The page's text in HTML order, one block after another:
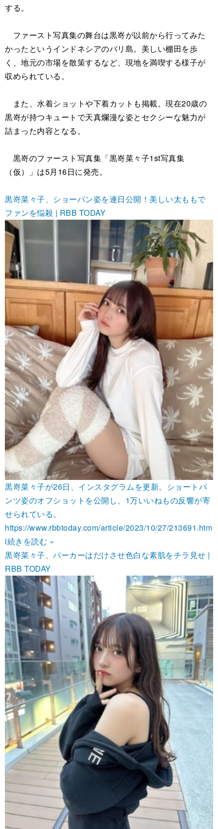
する。
ファースト写真集の舞台は黒嵜が以前から行ってみた
かったというインドネシアのバリ島。美しい棚田を歩
く、地元の市場を散策するなど、現地を満喫する様子が
収められている。
また、水着ショットや下着カットも掲載。現在20歳の
黒嵜が持つキュートで天真爛漫な姿とセクシーな魅力が
詰まった内容となる。
黒嵜のファースト写真集「黒嵜菜々子1st写真集
（仮）」は5月16日に発売。
黒嵜菜々子、ショーパン姿を連日公開！美しい太ももで
ファンを悩殺 | RBB TODAY
黒嵜菜々子が26日、インスタグラムを更新。ショートパ
ンツ姿のオフショットを公開し、1万いいねもの反響が寄
せられている。
https://www.rbbtoday.com/article/2023/10/27/213691.htm
l続きを読む »
黒嵜菜々子、パーカーはだけさせ色白な素肌をチラ見せ |
RBB TODAY